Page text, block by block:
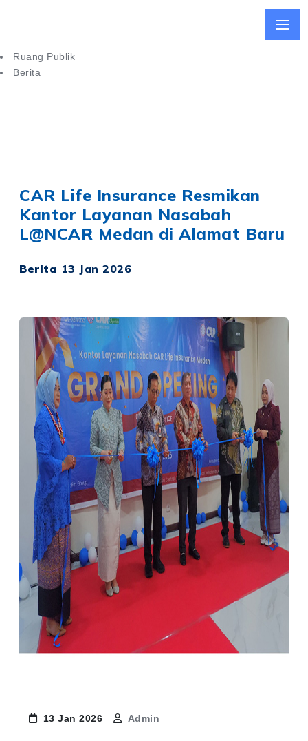
Ruang Publik
Berita
CAR Life Insurance Resmikan
Kantor Layanan Nasabah
L@NCAR Medan di Alamat Baru
Berita 13 Jan 2026
13 Jan 2026 Admin